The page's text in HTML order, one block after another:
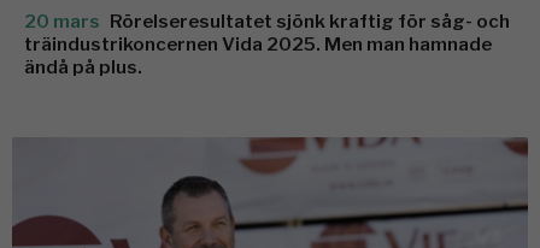
20 mars Rörelseresultatet sjönk kraftig för såg- och
träindustrikoncernen Vida 2025. Men man hamnade
ändå på plus.